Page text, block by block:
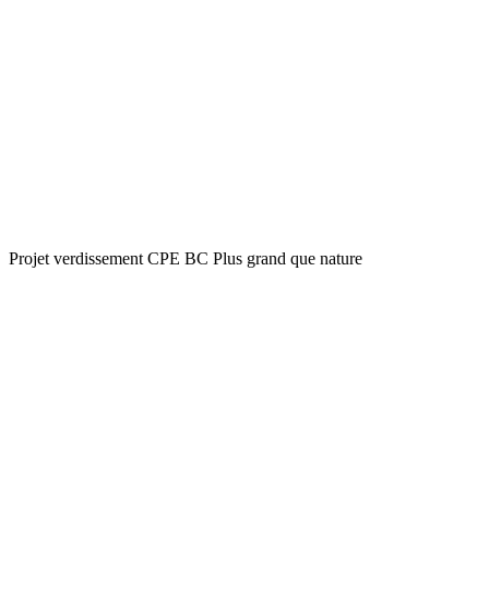
Projet verdissement CPE BC Plus grand que nature